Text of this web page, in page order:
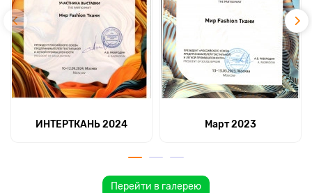
ИНТЕРТКАНЬ 2024 Март 2023
Перейти в галерею